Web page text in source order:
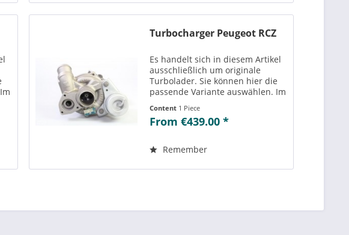
Turbocharger Peugeot RCZ
Es handelt sich in diesem Artikel
ausschließlich um originale
Turbolader. Sie können hier die
passende Variante auswählen. Im
Teilenummern“ können Sie die zu
der ausgewählten Variante
einsehen....
Content 1 Piece
From €439.00 *
Remember